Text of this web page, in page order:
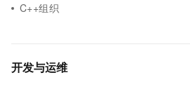
C++组织
开发与运维